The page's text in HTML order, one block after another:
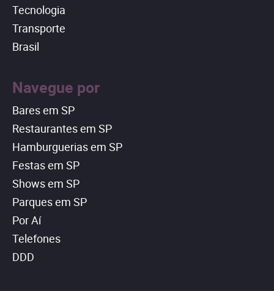
Tecnologia
Transporte
Brasil
Navegue por
Bares em SP
Restaurantes em SP
Hamburguerias em SP
Festas em SP
Shows em SP
Parques em SP
Por Aí
Telefones
DDD